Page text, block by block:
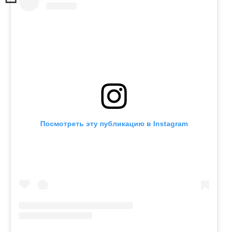
Посмотреть эту публикацию в Instagram